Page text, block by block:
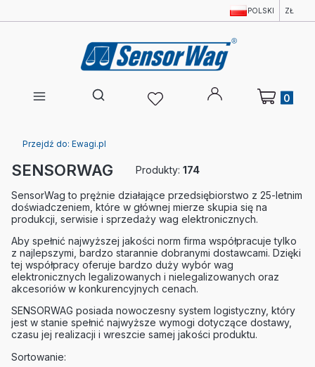
POLSKI ZŁ
Otwórz wyszukiwarkę
Produkty w
Przejdź do: Ewagi.pl
SENSORWAG Produkty: 174
SensorWag to prężnie działające przedsiębiorstwo z 25-letnim
doświadczeniem, które w głównej mierze skupia się na
produkcji, serwisie i sprzedaży wag elektronicznych.
Aby spełnić najwyższej jakości norm firma współpracuje tylko
z najlepszymi, bardzo starannie dobranymi dostawcami. Dzięki
tej współpracy oferuje bardzo duży wybór wag
elektronicznych legalizowanych i nielegalizowanych oraz
akcesoriów w konkurencyjnych cenach.
SENSORWAG posiada nowoczesny system logistyczny, który
jest w stanie spełnić najwyższe wymogi dotyczące dostawy,
czasu jej realizacji i wreszcie samej jakości produktu.
Lista produktów
Sortowanie: